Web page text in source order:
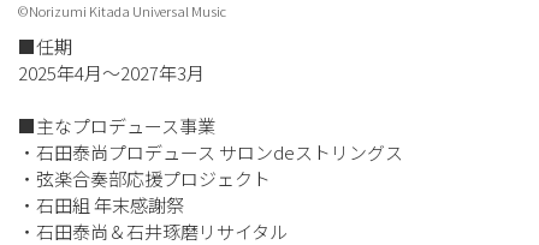
©Norizumi Kitada Universal Music
■任期
2025年4月～2027年3月
■主なプロデュース事業
・石田泰尚プロデュース サロンdeストリングス
・弦楽合奏部応援プロジェクト
・石田組 年末感謝祭
・石田泰尚＆石井琢磨リサイタル